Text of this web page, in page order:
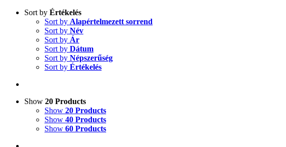
Sort by Értékelés
Sort by Alapértelmezett sorrend
Sort by Név
Sort by Ár
Sort by Dátum
Sort by Népszerűség
Sort by Értékelés
Show 20 Products
Show 20 Products
Show 40 Products
Show 60 Products